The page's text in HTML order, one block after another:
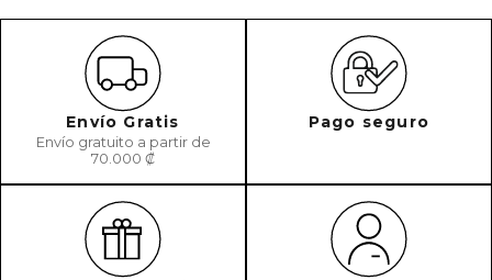
Envío Gratis
Envío gratuito a partir de
70.000 ₡
Pago seguro